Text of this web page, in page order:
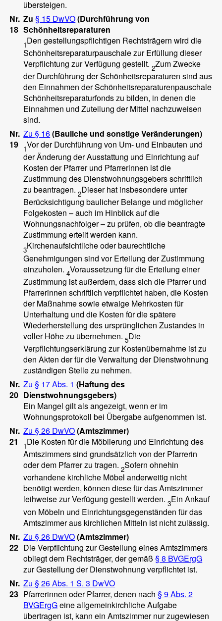
übersteigen.
Nr.
18
Zu§ 15 DwVO(Durchführung von
Schönheitsreparaturen
1Den gestellungspflichtigen Rechtsträgern wird die
Schönheitsreparaturpauschale zur Erfüllung dieser
Verpflichtung zur Verfügung gestellt. 2Zum Zwecke
der Durchführung der Schönheitsreparaturen sind aus
den Einnahmen der Schönheitsreparaturenpauschale
Schönheitsreparaturfonds zu bilden, in denen die
Einnahmen und Zuteilung der Mittel nachzuweisen
sind.
Nr.
19
Zu § 16(Bauliche und sonstige Veränderungen)
1Vor der Durchführung von Um- und Einbauten und
der Änderung der Ausstattung und Einrichtung auf
Kosten der Pfarrer und Pfarrerinnen ist die
Zustimmung des Dienstwohnungsgebers schriftlich
zu beantragen. 2Dieser hat insbesondere unter
Berücksichtigung baulicher Belange und möglicher
Folgekosten – auch im Hinblick auf die
Wohnungsnachfolger – zu prüfen, ob die beantragte
Zustimmung erteilt werden kann.
3Kirchenaufsichtliche oder baurechtliche
Genehmigungen sind vor Erteilung der Zustimmung
einzuholen. 4Voraussetzung für die Erteilung einer
Zustimmung ist außerdem, dass sich die Pfarrer und
Pfarrerinnen schriftlich verpflichtet haben, die Kosten
der Maßnahme sowie etwaige Mehrkosten für
Unterhaltung und die Kosten für die spätere
Wiederherstellung des ursprünglichen Zustandes in
voller Höhe zu übernehmen. 5Die
Verpflichtungserklärung zur Kostenübernahme ist zu
den Akten der für die Verwaltung der Dienstwohnung
zuständigen Stelle zu nehmen.
Nr.
20
Zu § 17 Abs. 1 (Haftung des
Dienstwohnungsgebers)
Ein Mangel gilt als angezeigt, wenn er im
Wohnungsprotokoll bei Übergabe aufgenommen ist.
Nr.
21
Zu § 26 DwVO(Amtszimmer)
1Die Kosten für die Möblierung und Einrichtung des
Amtszimmers sind grundsätzlich von der Pfarrerin
oder dem Pfarrer zu tragen. 2Sofern ohnehin
vorhandene kirchliche Möbel anderweitig nicht
benötigt werden, können diese für das Amtszimmer
leihweise zur Verfügung gestellt werden. 3Ein Ankauf
von Möbeln und Einrichtungsgegenständen für das
Amtszimmer aus kirchlichen Mitteln ist nicht zulässig.
Nr.
22
Zu § 26 DwVO(Amtszimmer)
Die Verpflichtung zur Gestellung eines Amtszimmers
obliegt dem Rechtsträger, der gemäß§ 8 BVGErgG
zur Gestellung der Dienstwohnung verpflichtet ist.
Nr.
23
Zu § 26 Abs. 1 S. 3 DwVO
Pfarrerinnen oder Pfarrer, denen nach§ 9 Abs. 2
BVGErgGeine allgemeinkirchliche Aufgabe
übertragen ist, kann ein Amtszimmer nur zugewiesen